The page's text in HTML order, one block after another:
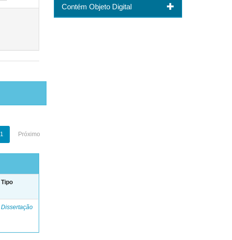
1 Próximo
Tipo
Dissertação
Contém Objeto Digital